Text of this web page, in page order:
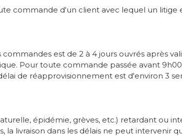
commande d'un client avec lequel un litige
est de 2 à 4 jours ouvrés après
Pour toute commande passée avant
de réapprovisionnement est d'environ 3
épidémie, grèves, etc.) retardant ou
livraison dans les délais ne peut intervenir